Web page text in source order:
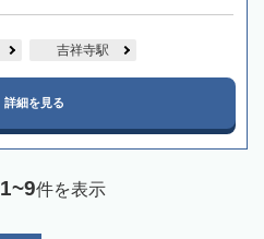
吉祥寺駅
詳細を見る
1~9件を表示